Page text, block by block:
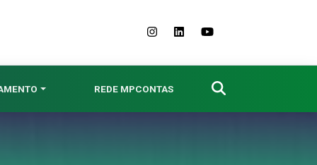
REDE MPCONTAS